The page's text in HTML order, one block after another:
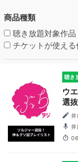
商品種類
聴き放題対象作品
チケットが使える
聴き
ウ
選
井
井